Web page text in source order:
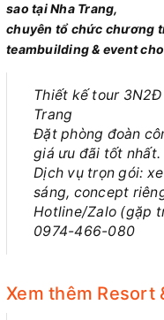
sao tại Nha Trang,
chuyên tổ chức chương
teambuilding & event
Thiết kế tour
Trang
Đặt phòng đoàn
giá ưu đãi tốt nhất.
Dịch vụ trọn gói:
sáng, concept
Hotline/Zalo (gặp
0974-466-080
Xem thêm Resort